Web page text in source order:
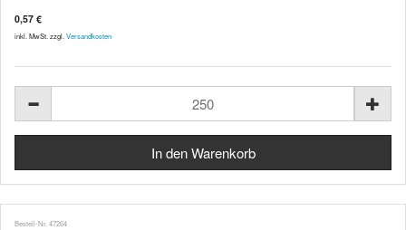
0,57 €
inkl. MwSt. zzgl. Versandkosten
Bestell-Nr. 47264